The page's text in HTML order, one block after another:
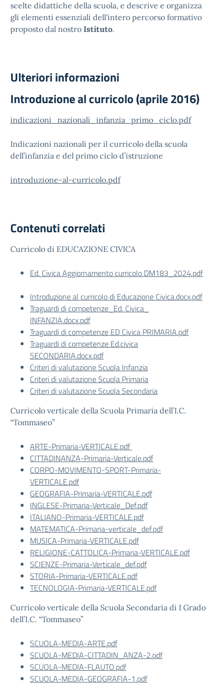
scelte didattiche della scuola, e descrive e organizza
gli elementi essenziali dell'intero percorso formativo
proposto dal nostro Istituto.
Ulteriori informazioni
Introduzione al curricolo (aprile 2016)
indicazioni_nazionali_infanzia_primo_ciclo.pdf
Indicazioni nazionali per il curricolo della scuola
dell’infanzia e del primo ciclo d’istruzione
introduzione-al-curricolo.pdf
Contenuti correlati
Curricolo di EDUCAZIONE CIVICA
Ed. Civica Aggiornamento curricolo DM183_2024.pdf
Introduzione al curricolo di Educazione Civica.docx.pdf
Traguardi di competenze_Ed. Civica_
INFANZIA.docx.pdf
Traguardi di competenze ED Civica PRIMARIA.pdf
Traguardi di competenze Ed.civica
SECONDARIA.docx.pdf
Criteri di valutazione Scuola Infanzia
Criteri di valutazione Scuola Primaria
Criteri di valutazione Scuola Secondaria
Curricolo verticale della Scuola Primaria dell’I.C.
“Tommaseo”
ARTE-Primaria-VERTICALE.pdf
CITTADINANZA-Primaria-Verticale.pdf
CORPO-MOVIMENTO-SPORT-Primaria-
VERTICALE.pdf
GEOGRAFIA-Primaria-VERTICALE.pdf
INGLESE-Primaria-Verticale_Def.pdf
ITALIANO-Primaria-VERTICALE.pdf
MATEMATICA-Primaria-verticale_def.pdf
MUSICA-Primaria-VERTICALE.pdf
RELIGIONE-CATTOLICA-Primaria-VERTICALE.pdf
SCIENZE-Primaria-Verticale_def.pdf
STORIA-Primaria-VERTICALE.pdf
TECNOLOGIA-Primaria-VERTICALE.pdf
Curricolo verticale della Scuola Secondaria di I Grado
dell’I.C. “Tommaseo”
SCUOLA-MEDIA-ARTE.pdf
SCUOLA-MEDIA-CITTADIN_ANZA-2.pdf
SCUOLA-MEDIA-FLAUTO.pdf
SCUOLA-MEDIA-GEOGRAFIA-1.pdf